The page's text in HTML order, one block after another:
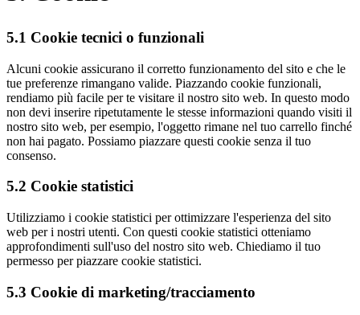
5.1 Cookie tecnici o funzionali
Alcuni cookie assicurano il corretto funzionamento del sito e che le
tue preferenze rimangano valide. Piazzando cookie funzionali,
rendiamo più facile per te visitare il nostro sito web. In questo modo
non devi inserire ripetutamente le stesse informazioni quando visiti il
nostro sito web, per esempio, l'oggetto rimane nel tuo carrello finché
non hai pagato. Possiamo piazzare questi cookie senza il tuo
consenso.
5.2 Cookie statistici
Utilizziamo i cookie statistici per ottimizzare l'esperienza del sito
web per i nostri utenti. Con questi cookie statistici otteniamo
approfondimenti sull'uso del nostro sito web. Chiediamo il tuo
permesso per piazzare cookie statistici.
5.3 Cookie di marketing/tracciamento